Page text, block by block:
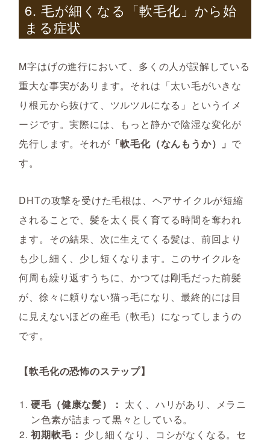
6. 毛が細くなる「軟毛化」から始
まる症状
M字はげの進行において、多くの人が誤解している
重大な事実があります。それは「太い毛がいきな
り根元から抜けて、ツルツルになる」というイメ
ージです。実際には、もっと静かで陰湿な変化が
先行します。それが 「軟毛化（なんもうか）」 で
す。
DHTの攻撃を受けた毛根は、ヘアサイクルが短縮
されることで、髪を太く長く育てる時間を奪われ
ます。その結果、次に生えてくる髪は、前回より
も少し細く、少し短くなります。このサイクルを
何周も繰り返すうちに、かつては剛毛だった前髪
が、徐々に頼りない猫っ毛になり、最終的には目
に見えないほどの産毛（軟毛）になってしまうの
です。
【軟毛化の恐怖のステップ】
硬毛（健康な髪）： 太く、ハリがあり、メラニ
ン色素が詰まって黒々としている。
初期軟毛： 少し細くなり、コシがなくなる。セ